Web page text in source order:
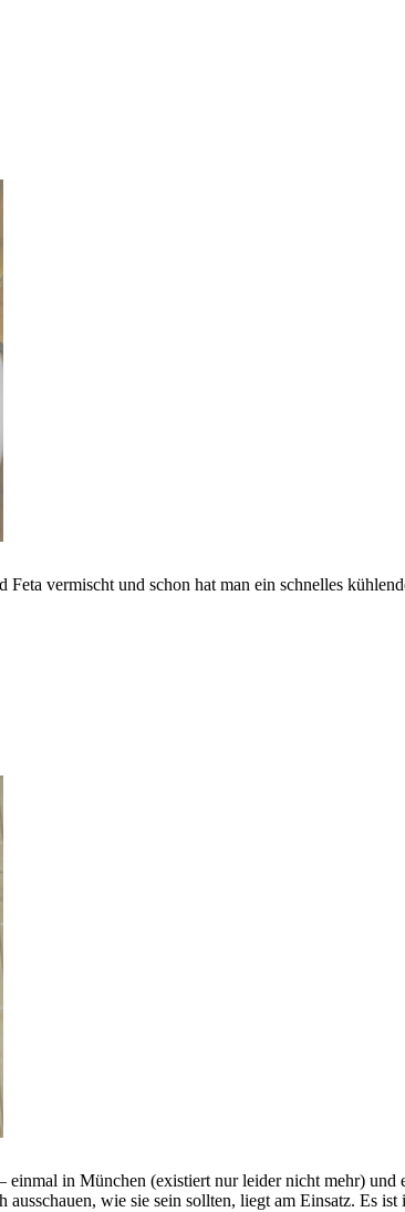
vermischt und schon hat man ein schnelles
in München (existiert nur leider nicht mehr)
wie sie sein sollten, liegt am Einsatz. Es